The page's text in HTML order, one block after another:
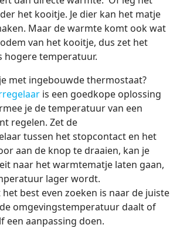
het kooitje. Je dier kan het matje
Maar de warmte komt ook wat
van het kooitje, dus zet het
hogere temperatuur.
met ingebouwde thermostaat?
is een goedkope oplossing
je de temperatuur van een
regelen. Zet de
tussen het stopcontact en het
aan de knop te draaien, kan je
naar het warmtematje laten gaan,
lager wordt.
best even zoeken is naar de juiste
omgevingstemperatuur daalt of
een aanpassing doen.